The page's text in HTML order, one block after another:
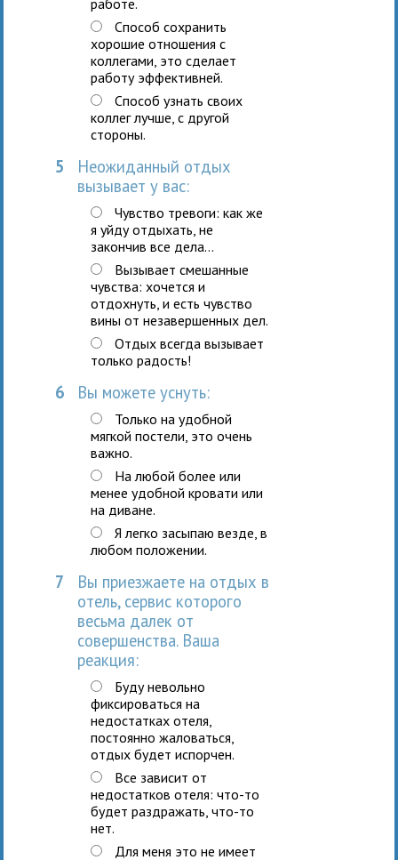
Способ сохранить
хорошие отношения с
коллегами, это сделает
работу эффективней.
Способ узнать своих
коллег лучше, с другой
стороны.
5
Неожиданный отдых
вызывает у вас:
Чувство тревоги: как же
я уйду отдыхать, не
закончив все дела...
Вызывает смешанные
чувства: хочется и
отдохнуть, и есть чувство
вины от незавершенных дел.
Отдых всегда вызывает
только радость!
6 Вы можете уснуть:
Только на удобной
мягкой постели, это очень
важно.
На любой более или
менее удобной кровати или
на диване.
Я легко засыпаю везде, в
любом положении.
7
Вы приезжаете на отдых в
отель, сервис которого
весьма далек от
совершенства. Ваша
реакция:
Буду невольно
фиксироваться на
недостатках отеля,
постоянно жаловаться,
отдых будет испорчен.
Все зависит от
недостатков отеля: что-то
будет раздражать, что-то
нет.
Для меня это не имеет